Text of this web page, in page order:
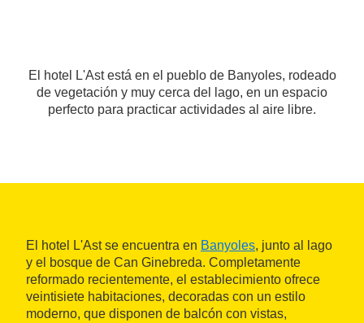
El hotel L'Ast está en el pueblo de Banyoles, rodeado
de vegetación y muy cerca del lago, en un espacio
perfecto para practicar actividades al aire libre.
El hotel L'Ast se encuentra en Banyoles, junto al lago
y el bosque de Can Ginebreda. Completamente
reformado recientemente, el establecimiento ofrece
veintisiete habitaciones, decoradas con un estilo
moderno, que disponen de balcón con vistas,